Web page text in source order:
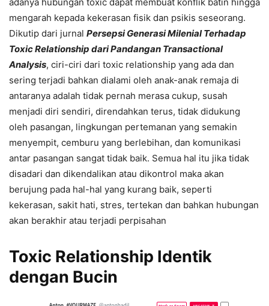
mengarah kepada kekerasan fisik dan psikis seseorang.
Dikutip dari jurnal Persepsi Generasi Milenial Terhadap
Toxic Relationship dari Pandangan Transactional
Analysis, ciri-ciri dari toxic relationship yang ada dan
sering terjadi bahkan dialami oleh anak-anak remaja di
antaranya adalah tidak pernah merasa cukup, susah
menjadi diri sendiri, direndahkan terus, tidak didukung
oleh pasangan, lingkungan pertemanan yang semakin
menyempit, cemburu yang berlebihan, dan komunikasi
antar pasangan sangat tidak baik. Semua hal itu jika tidak
disadari dan dikendalikan atau dikontrol maka akan
berujung pada hal-hal yang kurang baik, seperti
kekerasan, sakit hati, stres, tertekan dan bahkan hubungan
akan berakhir atau terjadi perpisahan
Toxic Relationship Identik
dengan Bucin